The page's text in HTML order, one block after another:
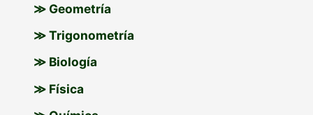
≫ Geometría
≫ Trigonometría
≫ Biología
≫ Física